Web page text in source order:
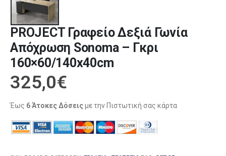
PROJECT Γραφείο Δεξιά Γωνία
Απόχρωση Sonoma – Γκρι
160×60/140x40cm
325,0€
Έως 6 Άτοκες Δόσειςμε την Πιστωτική σας κάρτα